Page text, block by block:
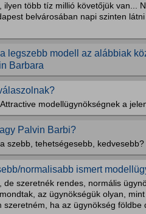
ilyen több tíz millió követőjük van...
belvárosában napi szinten
legszebb modell az alábbiak
Barbara
modellügynökségnek a
Palvin Barbi?
szebb, tehetségesebb, kedvesebb?
normalisabb ismert
de szeretnék rendes, normális
az ügynökségük olyan,
szeretném, ha az ügynökség földbe